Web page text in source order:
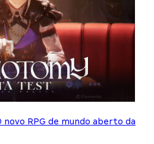
novo RPG de mundo aberto da